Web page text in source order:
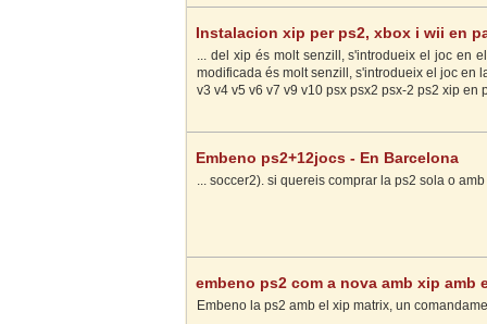
Instalacion xip per ps2, xbox i wii en
Palma de Mallorca
... del xip és molt senzill, s'introdueix el joc en
modificada és molt senzill, s'introdueix el joc en
v3 v4 v5 v6 v7 v9 v10 psx psx2 psx-2 ps2 xip
Embeno ps2+12jocs - En Barcelona
... soccer2). si quereis comprar la ps2 sola o
embeno ps2 com a nova amb xip amb
Valencia
Embeno la ps2 amb el xip matrix, un